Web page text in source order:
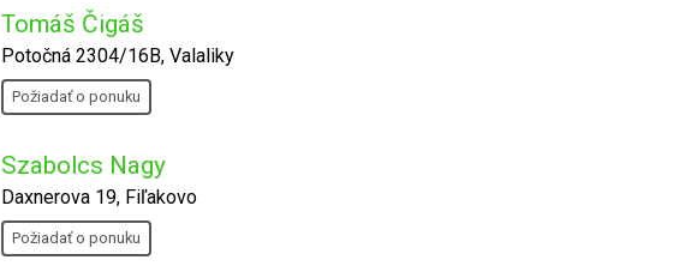
Tomáš Čigáš
Potočná 2304/16B, Valaliky
Požiadať o ponuku
Szabolcs Nagy
Daxnerova 19, Fiľakovo
Požiadať o ponuku